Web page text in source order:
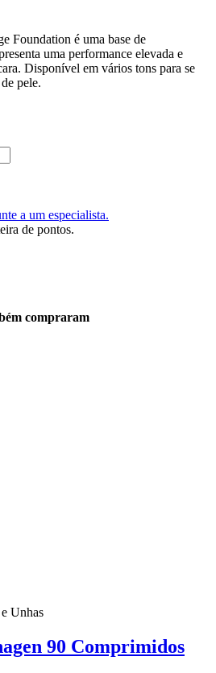
Foundation é uma base de
uma performance elevada e
Disponível em vários tons para se
pele.
a um especialista.
de pontos.
compraram
Unhas
90 Comprimidos